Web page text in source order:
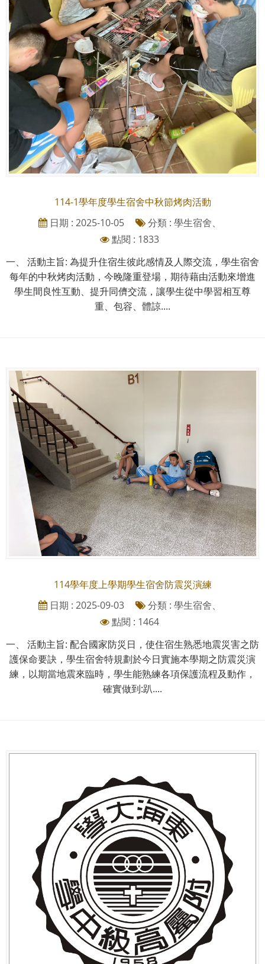
114-1學年度學生宿舍中秋節烤肉活動
日期 : 2025-10-05
分類 : 學生宿舍、
點閱 : 1833
一、 活動主旨: 為提升住宿生彼此感情及人際交流，學生宿舍
每年的中秋烤肉活動，今晚隆重登場，期待藉由活動來增進
學生間良性互動、提升同儕交流，讓學生從中學習相互尊
重、包容、體諒....
114學年度上學期學生宿舍防震災演練
日期 : 2025-09-03
分類 : 學生宿舍、
點閱 : 1464
一、 活動主旨: 配合國家防災日，使住宿生熟悉地震災害之防
護保命要訣，學生宿舍特規劃於今日實施本學期之防震災演
練，以期當地震來臨時，學生能熟練各項保護流程及動作，
確實做到:趴....